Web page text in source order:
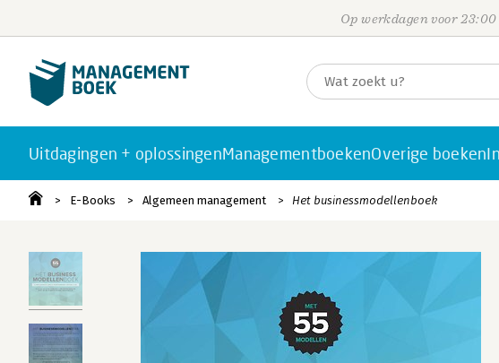
Op werkdagen voor
Uitdagingen + oplossingenManagementboekenOverige boeken
E-Books Algemeen management Het businessmodellenboek